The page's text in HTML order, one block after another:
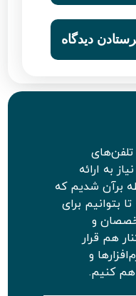
تلفن‌های
به ارائه
برآن شدیم که
بتوانیم برای
و
هم قرار
و
کنیم.